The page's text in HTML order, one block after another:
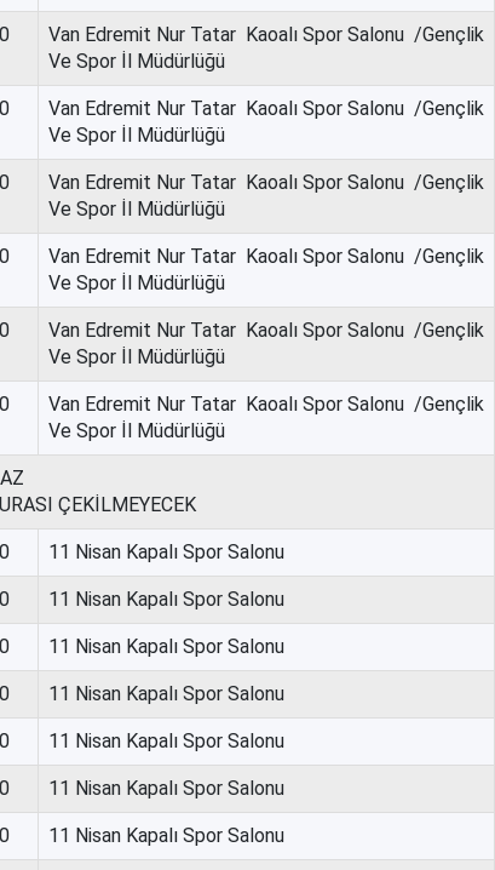
Van Edremit Nur Tatar Kaoalı Spor Salonu /Gençlik
Ve Spor İl Müdürlüğü
Van Edremit Nur Tatar Kaoalı Spor Salonu /Gençlik
Ve Spor İl Müdürlüğü
Van Edremit Nur Tatar Kaoalı Spor Salonu /Gençlik
Ve Spor İl Müdürlüğü
Van Edremit Nur Tatar Kaoalı Spor Salonu /Gençlik
Ve Spor İl Müdürlüğü
Van Edremit Nur Tatar Kaoalı Spor Salonu /Gençlik
Ve Spor İl Müdürlüğü
Van Edremit Nur Tatar Kaoalı Spor Salonu /Gençlik
Ve Spor İl Müdürlüğü
ÇEKİLMEYECEK
11 Nisan Kapalı Spor Salonu
11 Nisan Kapalı Spor Salonu
11 Nisan Kapalı Spor Salonu
11 Nisan Kapalı Spor Salonu
11 Nisan Kapalı Spor Salonu
11 Nisan Kapalı Spor Salonu
11 Nisan Kapalı Spor Salonu